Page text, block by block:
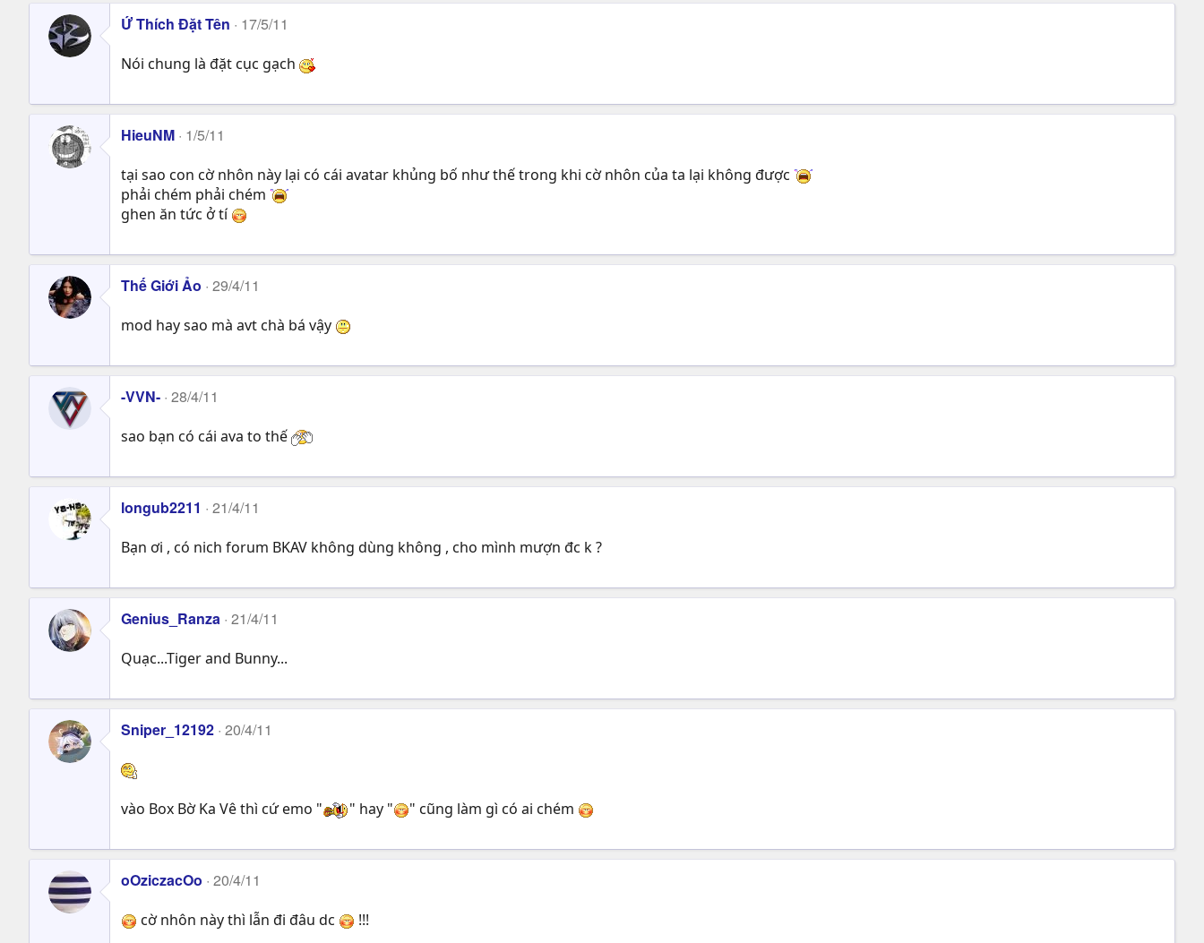
Ứ Thích Đặt Tên 17/5/11
Nói chung là đặt cục gạch
HieuNM 1/5/11
tại sao con cờ nhôn này lại có cái avatar khủng bố như thế trong khi cờ nhôn của ta lại không được
phải chém phải chém
ghen ăn tức ở tí
Thế Giới Ảo 29/4/11
mod hay sao mà avt chà bá vậy
-VVN- 28/4/11
sao bạn có cái ava to thế
longub2211 21/4/11
Bạn ơi , có nich forum BKAV không dùng không , cho mình mượn đc k ?
Genius_Ranza 21/4/11
Quạc...Tiger and Bunny...
Sniper_12192 20/4/11
vào Box Bờ Ka Vê thì cứ emo " " hay " " cũng làm gì có ai chém
oOziczacOo 20/4/11
cờ nhôn này thì lẫn đi đâu dc !!!